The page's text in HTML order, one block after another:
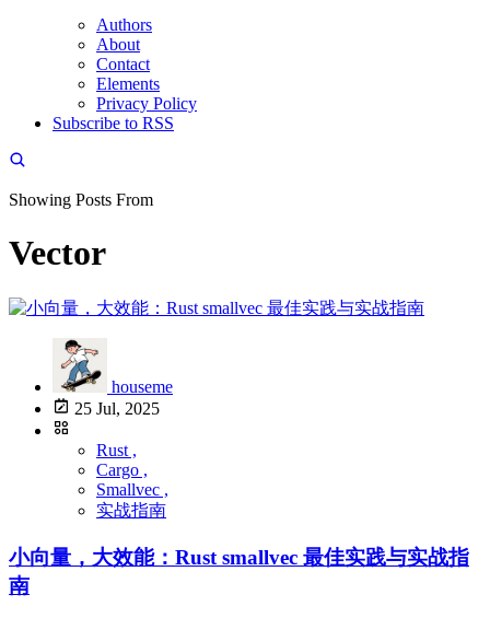
Authors
About
Contact
Elements
Privacy Policy
Subscribe to RSS
Showing Posts From
Vector
houseme
25 Jul, 2025
Rust ,
Cargo ,
Smallvec ,
实战指南
小向量，大效能：Rust smallvec 最佳实践与实战指
南